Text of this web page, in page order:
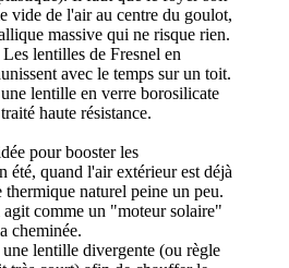
vide de l'air au centre du goulot,
massive qui ne risque rien.
lentilles de Fresnel en
avec le temps sur un toit.
lentille en verre borosilicate
haute résistance.
pour booster les
été, quand l'air extérieur est déjà
thermique naturel peine un peu.
comme un "moteur solaire"
cheminée.
lentille divergente (ou règle